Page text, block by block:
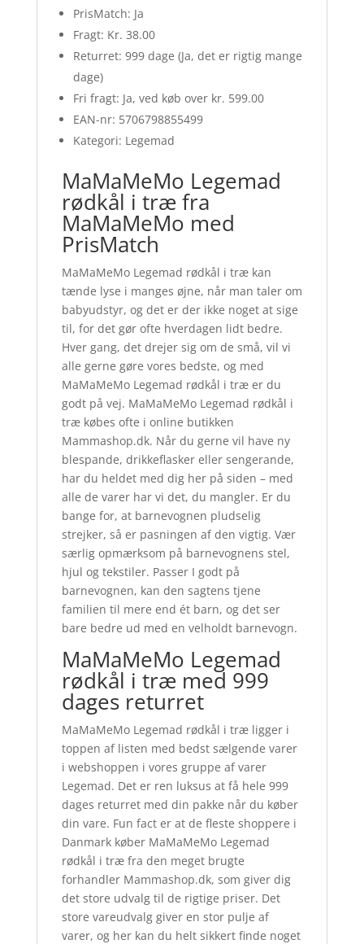
PrisMatch: Ja
Fragt: Kr. 38.00
Returret: 999 dage (Ja, det er rigtig mange
dage)
Fri fragt: Ja, ved køb over kr. 599.00
EAN-nr: 5706798855499
Kategori: Legemad
MaMaMeMo Legemad
rødkål i træ fra
MaMaMeMo med
PrisMatch
MaMaMeMo Legemad rødkål i træ kan
tænde lyse i manges øjne, når man taler om
babyudstyr, og det er der ikke noget at sige
til, for det gør ofte hverdagen lidt bedre.
Hver gang, det drejer sig om de små, vil vi
alle gerne gøre vores bedste, og med
MaMaMeMo Legemad rødkål i træ er du
godt på vej. MaMaMeMo Legemad rødkål i
træ købes ofte i online butikken
Mammashop.dk. Når du gerne vil have ny
blespande, drikkeflasker eller sengerande,
har du heldet med dig her på siden – med
alle de varer har vi det, du mangler. Er du
bange for, at barnevognen pludselig
strejker, så er pasningen af den vigtig. Vær
særlig opmærksom på barnevognens stel,
hjul og tekstiler. Passer I godt på
barnevognen, kan den sagtens tjene
familien til mere end ét barn, og det ser
bare bedre ud med en velholdt barnevogn.
MaMaMeMo Legemad
rødkål i træ med 999
dages returret
MaMaMeMo Legemad rødkål i træ ligger i
toppen af listen med bedst sælgende varer
i webshoppen i vores gruppe af varer
Legemad. Det er ren luksus at få hele 999
dages returret med din pakke når du køber
din vare. Fun fact er at de fleste shoppere i
Danmark køber MaMaMeMo Legemad
rødkål i træ fra den meget brugte
forhandler Mammashop.dk, som giver dig
det store udvalg til de rigtige priser. Det
store vareudvalg giver en stor pulje af
varer, og her kan du helt sikkert finde noget